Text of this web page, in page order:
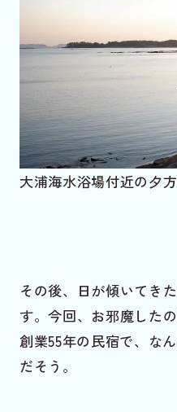
大浦海水浴場付近の夕
その後、日が傾いてき
す。今回、お邪魔した
創業55年の民宿で、な
だそう。